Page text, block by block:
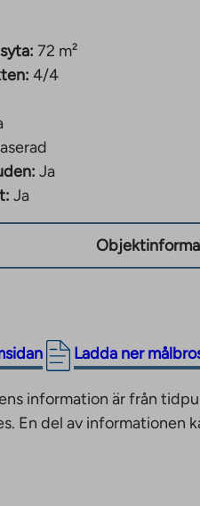
72 m²
4/4
Ja
Ja
Ladda ner
The
takes
you
information är från
En del av informationen